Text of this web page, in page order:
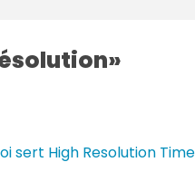
sert High Resolution